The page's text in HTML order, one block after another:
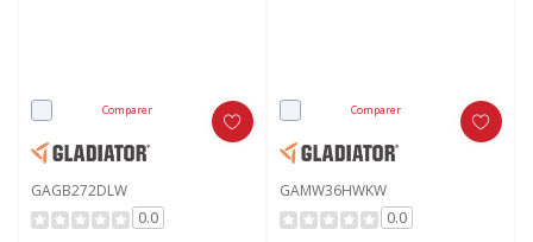
Comparer
GAGB272DLW
0.0
Comparer
GAMW36HWKW
0.0